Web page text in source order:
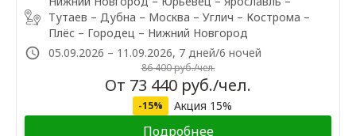
Тутаев – Дубна – Москва – Углич – Кострома –
Плёс – Городец – Нижний Новгород
05.09.2026 – 11.09.2026, 7 дней/6 ночей
86 400 руб./чел.
От 73 440 руб./чел.
-15% Акция 15%
Подробнее